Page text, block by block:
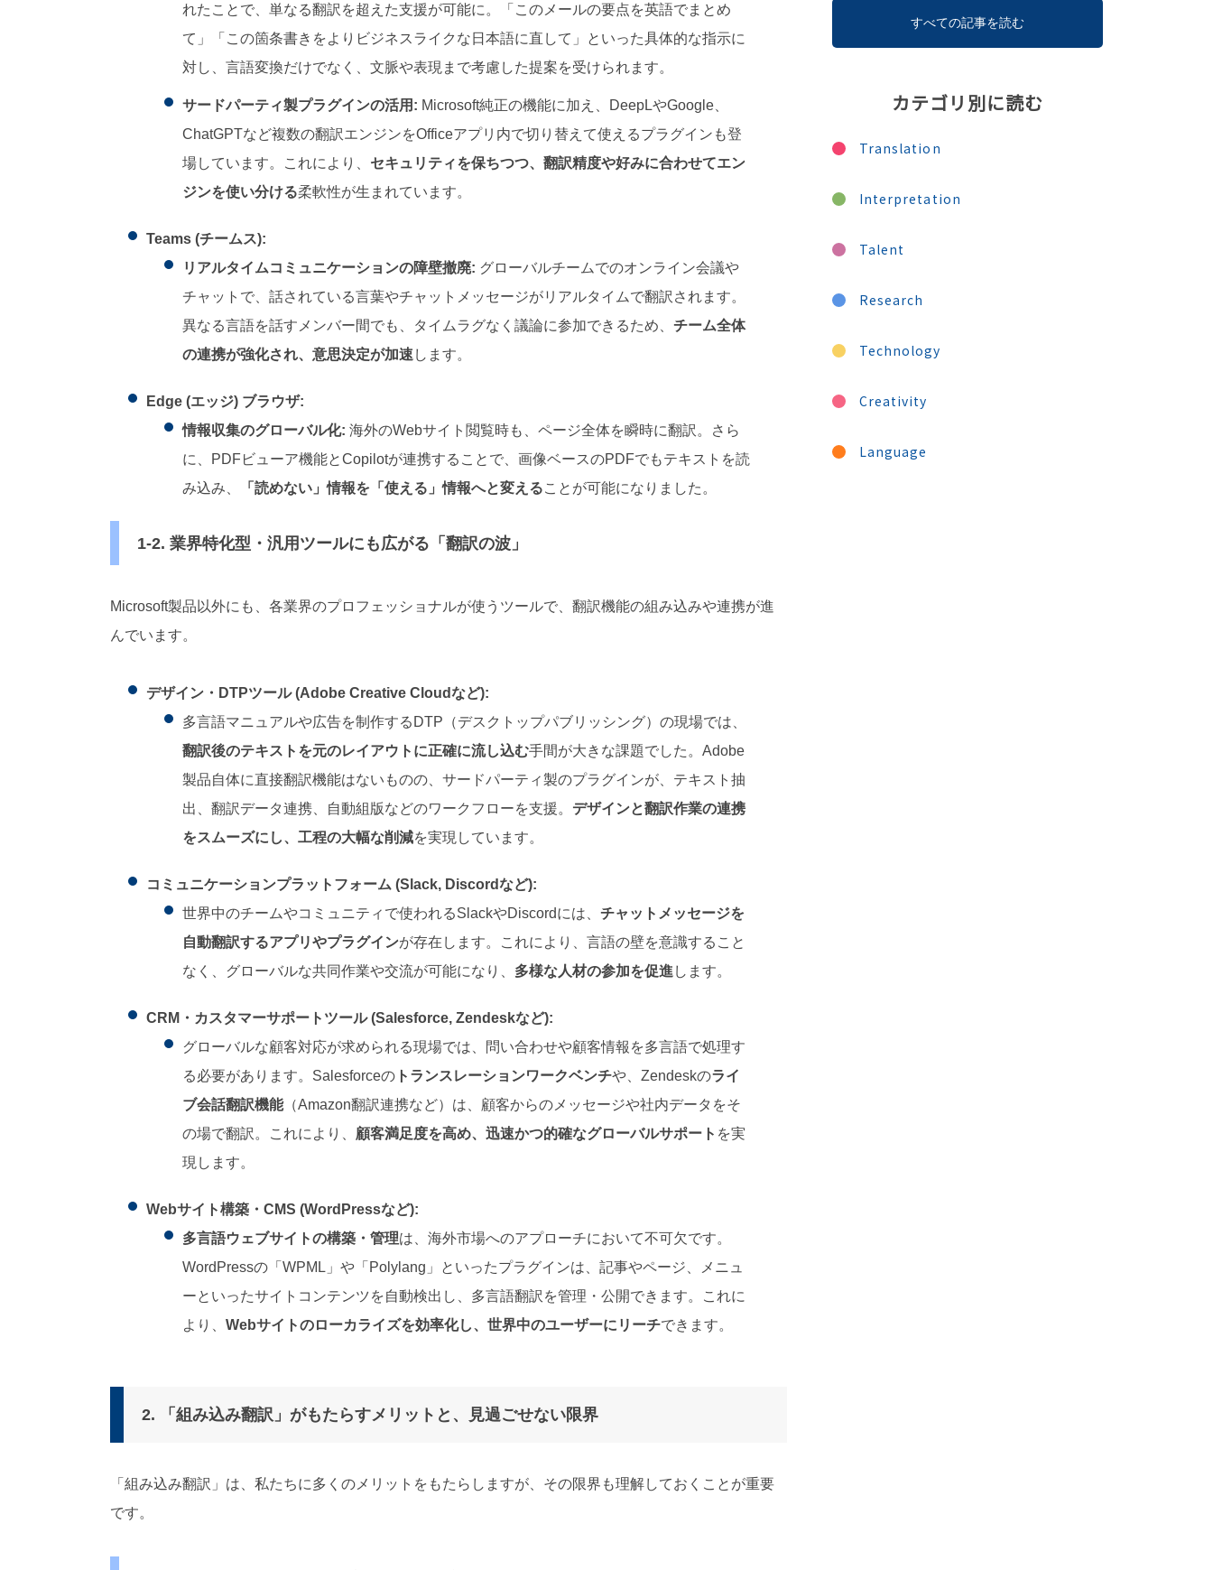
れたことで、単なる翻訳を超えた支援が可能に。「このメールの要点を英語でまとめ
て」「この箇条書きをよりビジネスライクな日本語に直して」といった具体的な指示に
対し、言語変換だけでなく、文脈や表現まで考慮した提案を受けられます。
サードパーティ製プラグインの活用: Microsoft純正の機能に加え、DeepLやGoogle、
ChatGPTなど複数の翻訳エンジンをOfficeアプリ内で切り替えて使えるプラグインも登
場しています。これにより、 セキュリティを保ちつつ、翻訳精度や好みに合わせてエン
ジンを使い分ける柔軟性が生まれています。
Teams (チームス):
リアルタイムコミュニケーションの障壁撤廃: グローバルチームでのオンライン会議や
チャットで、話されている言葉やチャットメッセージがリアルタイムで翻訳されます。
異なる言語を話すメンバー間でも、タイムラグなく議論に参加できるため、 チーム全体
の連携が強化され、意思決定が加速 します。
Edge (エッジ) ブラウザ:
情報収集のグローバル化: 海外のWebサイト閲覧時も、ページ全体を瞬時に翻訳。さら
に、PDFビューア機能とCopilotが連携することで、画像ベースのPDFでもテキストを読
み込み、
「読めない」情報を「使える」情報へと変えることが可能になりました。
1-2. 業界特化型・汎用ツールにも広がる「翻訳の波」
Microsoft製品以外にも、各業界のプロフェッショナルが使うツールで、翻訳機能の組み込みや連携が進
んでいます。
デザイン・DTPツール (Adobe Creative Cloudなど):
多言語マニュアルや広告を制作するDTP（デスクトップパブリッシング）の現場では、
翻訳後のテキストを元のレイアウトに正確に流し込む手間が大きな課題でした。Adobe
製品自体に直接翻訳機能はないものの、サードパーティ製のプラグインが、テキスト抽
出、翻訳データ連携、自動組版などのワークフローを支援。 デザインと翻訳作業の連携
をスムーズにし、工程の大幅な削減を実現しています。
コミュニケーションプラットフォーム (Slack, Discordなど):
世界中のチームやコミュニティで使われるSlackやDiscordには、 チャットメッセージを
自動翻訳するアプリやプラグインが存在します。これにより、言語の壁を意識すること
なく、グローバルな共同作業や交流が可能になり、 多様な人材の参加を促進 します。
CRM・カスタマーサポートツール (Salesforce, Zendeskなど):
グローバルな顧客対応が求められる現場では、問い合わせや顧客情報を多言語で処理す
る必要があります。Salesforceの トランスレーションワークベンチや、Zendeskのライ
ブ会話翻訳機能（Amazon翻訳連携など）は、顧客からのメッセージや社内データをそ
の場で翻訳。これにより、 顧客満足度を高め、迅速かつ的確なグローバルサポート を実
現します。
Webサイト構築・CMS (WordPressなど):
多言語ウェブサイトの構築・管理は、海外市場へのアプローチにおいて不可欠です。
WordPressの「WPML」や「Polylang」といったプラグインは、記事やページ、メニュ
ーといったサイトコンテンツを自動検出し、多言語翻訳を管理・公開できます。これに
より、 Webサイトのローカライズを効率化し、世界中のユーザーにリーチできます。
2. 「組み込み翻訳」がもたらすメリットと、見過ごせない限界
「組み込み翻訳」は、私たちに多くのメリットをもたらしますが、その限界も理解しておくことが重要
です。
すべての記事を読む
カテゴリ別に読む
Translation
Interpretation
Talent
Research
Technology
Creativity
Language